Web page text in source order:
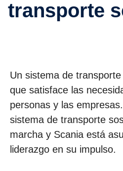
transporte
Un sistema de
que satisface las
personas y las
sistema de transporte
marcha y Scania está
liderazgo en su impulso.